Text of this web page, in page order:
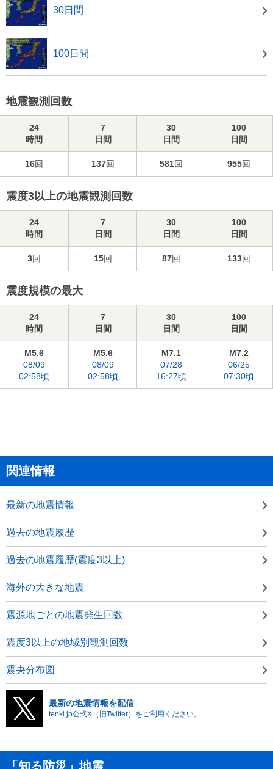
30日間
100日間
地震観測回数
24
時間
7
日間
30
日間
100
日間
16回 137回 581回 955回
震度3以上の地震観測回数
24
時間
7
日間
30
日間
100
日間
3回 15回 87回 133回
震度規模の最大
24
時間
7
日間
30
日間
100
日間
M5.6
08/09
02:58頃
M5.6
08/09
02:58頃
M7.1
07/28
16:27頃
M7.2
06/25
07:30頃
関連情報
最新の地震情報
過去の地震履歴
過去の地震履歴(震度3以上)
海外の大きな地震
震源地ごとの地震発生回数
震度3以上の地域別観測回数
震央分布図
最新の地震情報を配信
tenki.jp公式X（旧Twitter）をご利用ください。
「知る防災」地震